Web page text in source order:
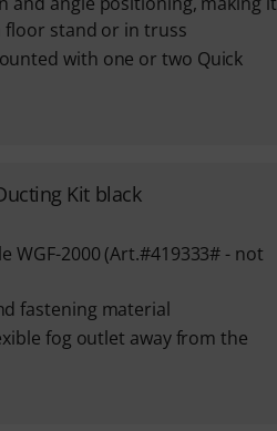
floor stand or in truss
with one or two Quick
Kit black
WGF-2000 (Art.#419333# - not
fastening material
fog outlet away from the